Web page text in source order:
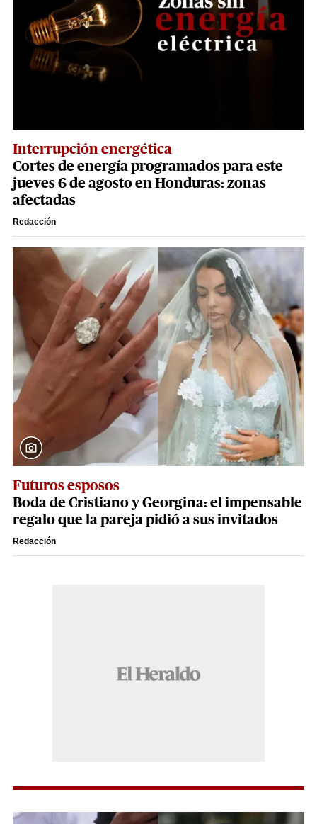
Interrupción energética
Cortes de energía programados para este
jueves 6 de agosto en Honduras: zonas
afectadas
Redacción
Futuros esposos
Boda de Cristiano y Georgina: el impensable
regalo que la pareja pidió a sus invitados
Redacción